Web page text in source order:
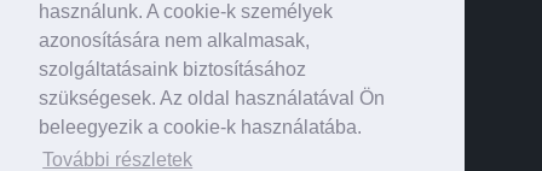
használunk. A cookie-k személyek
azonosítására nem alkalmasak,
szolgáltatásaink biztosításához
szükségesek. Az oldal használatával Ön
beleegyezik a cookie-k használatába.
További részletek
Közösségi média